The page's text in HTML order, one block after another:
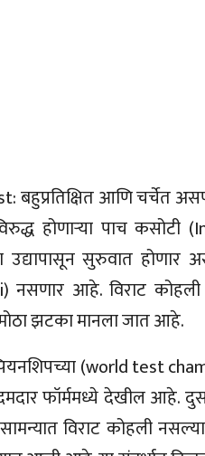
बहुप्रतिक्षित आणि चर्चेत
होणाऱ्या पाच
उद्यापासून सुरुवात होणार
नसणार आहे. विराट
झटका मानला जात आहे.
(world test
फॉर्ममध्ये देखील आहे.
विराट कोहली